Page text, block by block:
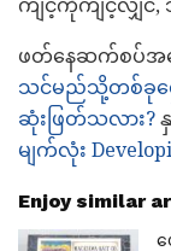
ကျင့်ကိုကျင့်လျှ
ဖတ်နေဆက်စပ်အက
သင်မည်သို့တစ်ခုရှ
ဆုံးဖြတ်သလား?
မျက်လုံး
Enjoy similar
ဟ